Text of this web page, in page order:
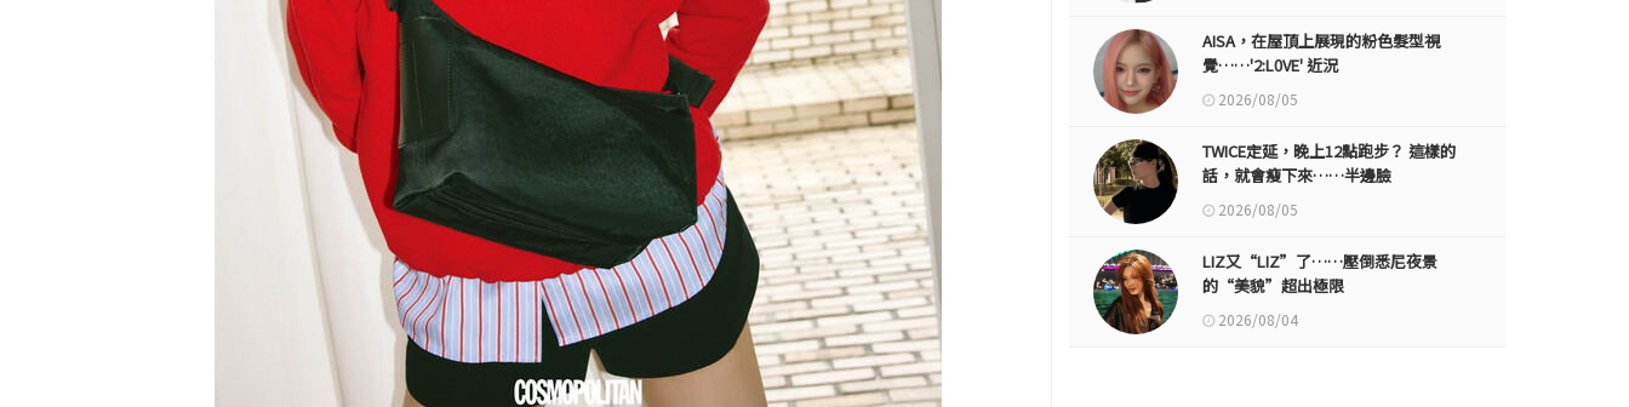
AISA，在屋頂上展現的粉色髮型視
覺……'2:L0VE' 近況
2026/08/05
TWICE定延，晚上12點跑步？ 這樣的
話，就會瘦下來……半邊臉
2026/08/05
LIZ又“LIZ”了……壓倒悉尼夜景
的“美貌”超出極限
2026/08/04